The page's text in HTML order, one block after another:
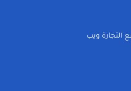
التجارة ويب